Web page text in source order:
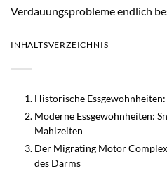
Verdauungsprobleme endlich
INHALTSVERZEICHNIS
Historische
Moderne Essgewohnheiten:
Mahlzeiten
Der Migrating Motor
des Darms